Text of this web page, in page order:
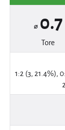
⌀ 0.7
Tore
1:2 (3, 21.4%),